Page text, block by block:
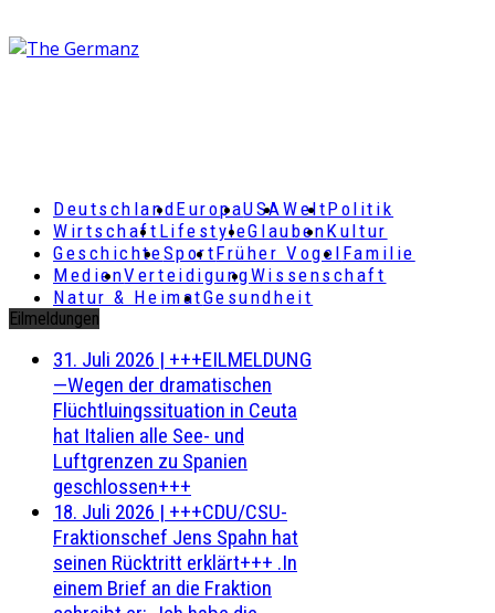
DeutschlandEuropaUSAWeltPolitik
Wirtschaft LifestyleGlaubenKultur
GeschichteSportFrüher Vogel Familie
MedienVerteidigungWissenschaft
Natur & HeimatGesundheit
Eilmeldungen
31. Juli 2026 | +++EILMELDUNG
—Wegen der dramatischen
Flüchtluingssituation in Ceuta
hat Italien alle See- und
Luftgrenzen zu Spanien
geschlossen+++
18. Juli 2026 | +++CDU/CSU-
Fraktionschef Jens Spahn hat
seinen Rücktritt erklärt+++ .In
einem Brief an die Fraktion